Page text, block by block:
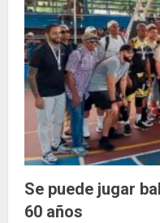
Se puede jugar
60 años